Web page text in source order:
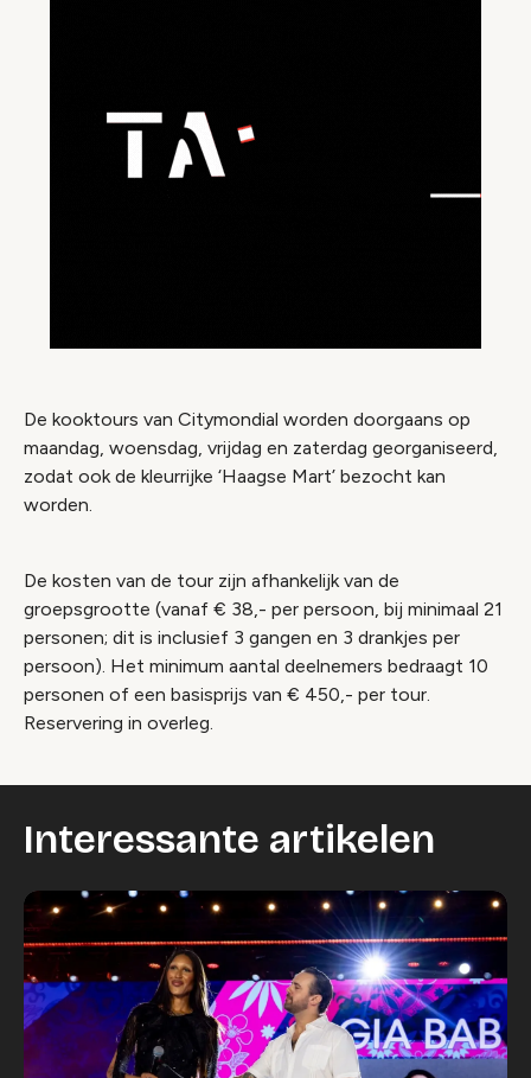
De kooktours van Citymondial worden doorgaans op
maandag, woensdag, vrijdag en zaterdag georganiseerd,
zodat ook de kleurrijke ‘Haagse Mart’ bezocht kan
worden.
De kosten van de tour zijn afhankelijk van de
groepsgrootte (vanaf € 38,- per persoon, bij minimaal 21
personen; dit is inclusief 3 gangen en 3 drankjes per
persoon). Het minimum aantal deelnemers bedraagt 10
personen of een basisprijs van € 450,- per tour.
Reservering in overleg.
Interessante artikelen